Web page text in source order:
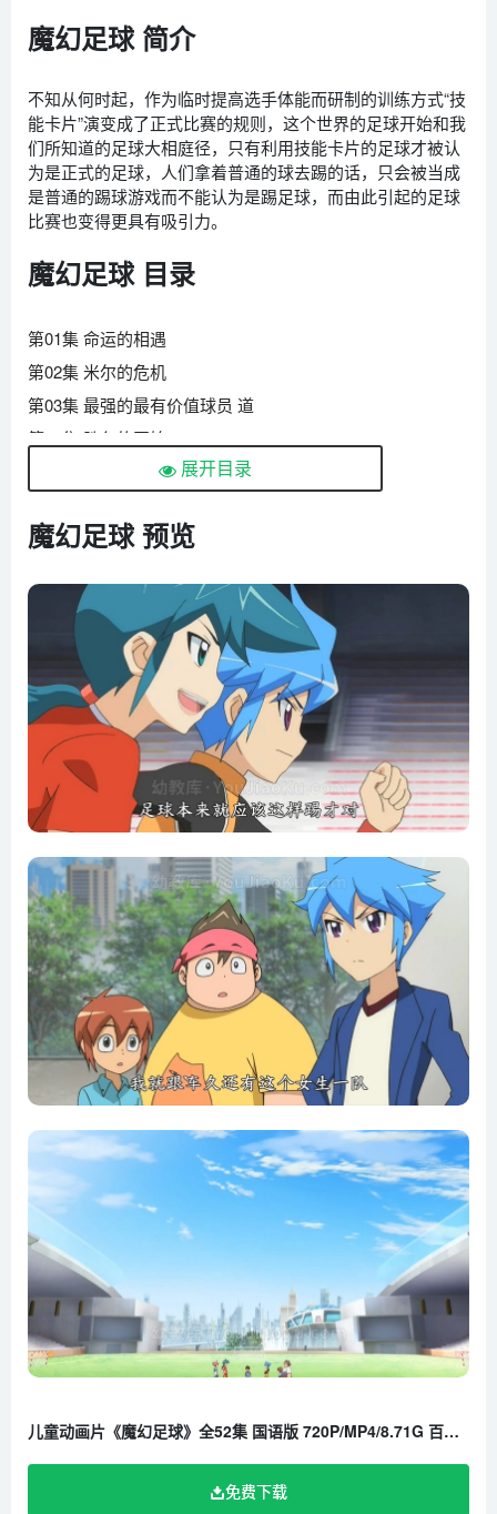
魔幻足球 简介
不知从何时起，作为临时提高选手体能而研制的训练方式“技
能卡片”演变成了正式比赛的规则，这个世界的足球开始和我
们所知道的足球大相庭径，只有利用技能卡片的足球才被认
为是正式的足球，人们拿着普通的球去踢的话，只会被当成
是普通的踢球游戏而不能认为是踢足球，而由此引起的足球
比赛也变得更具有吸引力。
魔幻足球 目录
第01集 命运的相遇
第02集 米尔的危机
第03集 最强的最有价值球员 道
第04集 胜负的开始
第05集 紧张兴奋的招募面试
第07集 虎王队VS海豚胜利者队
第09集 各自的准备
第10集 意料之外的练习对手
第11集 犯规王维柯
第12集 球队的漏洞是谁
第13集 去特训吧
第14集 与巴尔干的相遇
第15集 十年前的记忆
第16集 强力射球的秘密
第17集 需要队服
第18集 开幕!少年王牌明星杯!
第19集 不知疲惫的野狼们
第20集 想法的转换
第21集 堂堂正正决胜负
第22集 冲吧!32强
第23集 姜马久VS姜车久
第24集 来我家做什么
第25集 以柔克刚
第26集 疾风般的犀牛强悍队(上集)
第27集 疾风般的犀牛强悍队(下集)
第28集 斗志的头槌射门
第29集 从天而降的王牌选手
第30集 无法跨越的墙
第31集 爆炸性消息
第32集 米尔的苦衷
第34集 想把球传好的话
第35集 雨中的攻防战
展开目录
魔幻足球 预览
儿童动画片《魔幻足球》全52集 国语版 720P/MP4/8.71G 百度云网盘下载
免费下载